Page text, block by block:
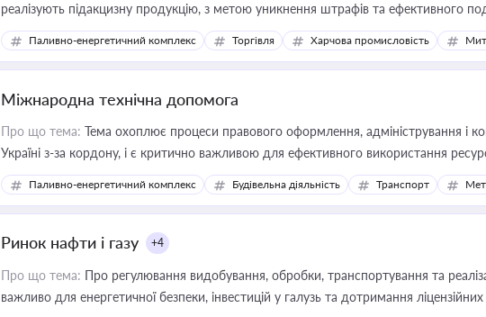
реалізують підакцизну продукцію, з метою уникнення штрафів та ефективного
Паливно-енергетичний комплекс Торгівля Харчова промисловість
Міжнародна технічна допомога
Про що тема: Тема охоплює процеси правового оформлення, адміністрування і
Україні з-за кордону, і є критично важливою для ефективного використання
інфраструктурних проєктів
Паливно-енергетичний комплекс Будівельна діяльність Транспорт
Ринок нафти і газу +4
Про що тема: Про регулювання видобування, обробки, транспортування та
важливо для енергетичної безпеки, інвестицій у галузь та дотримання